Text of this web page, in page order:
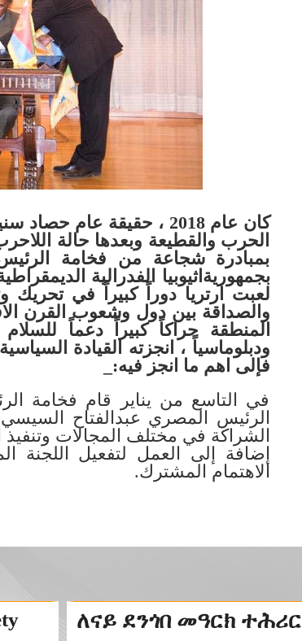
كان عام 2018 ، حقيقة
الحرب والقطيعة وبعدها حالة
بمبادرة شجاعة من فخامة
بجمهوريةاثيوبيا الفدرالية
لعبت ارتريا دوراً كبيراً في تحريك
المنطقة حراكاً كبيراً دعماً
ودبلوماسياً ، انجزته القيادة
فإلى اهم ما انجز فيه:_
في التاسع من يناير قام فخامة
الرئيس المصري عبدالفتاح السيسي
الشراكة في مختلف المجالات
إضافة إلى العمل لتفعيل اللجنة
الاهتمام المشترك.
ለናይ ደንጎበ መዓርክ ተሕሪር